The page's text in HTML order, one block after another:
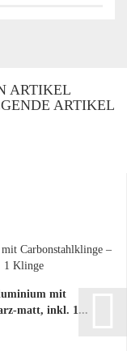
ARTIKEL
ARTIKEL
mit
matt, inkl. 1...